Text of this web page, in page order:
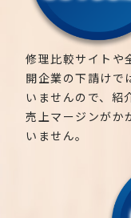
修理比較サイトや
開企業の下請けで
いませんので、紹
売上マージンがか
いません。